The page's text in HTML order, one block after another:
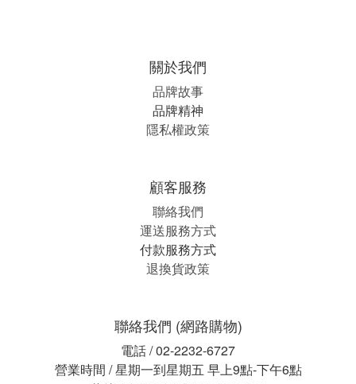
關於我們
品牌故事
品牌精神
隱私權政策
顧客服務
聯絡我們
運送服務方式
付款服務方式
退換貨政策
聯絡我們 (網路購物)
電話 / 02-2232-6727
營業時間 / 星期一到星期五 早上9點-下午6點